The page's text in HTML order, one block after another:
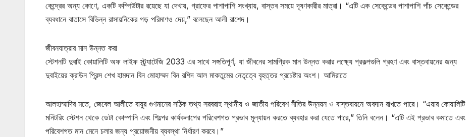
কেন্দ্রের অন্য কোণে, একটি কম্পিউটার রয়েছে যা দেখায়, গ্রাফের পাশাপাশি সংখ্যায়, বাস্তব সময়ে দূষণকারীর মাত্রা। “এটি এক সেকেন্ডের পাশাপাশি পাঁচ সেকেন্ডের
ব্যবধানে বাতাসে বিভিন্ন রাসায়নিকের গড় পরিমাণও দেয়,” বলেছেন আলী রাশেদ।
জীবনযাত্রার মান উন্নত করা
স্টেশনটি দুবাই কোয়ালিটি অফ লাইফ স্ট্র্যাটেজি 2033 এর সাথে সঙ্গতিপূর্ণ, যা জীবনের সামগ্রিক মান উন্নত করার লক্ষ্যে প্রকল্পগুলি গ্রহণ এবং বাস্তবায়নের জন্য
দুবাইয়ের ক্রাউন প্রিন্স শেখ হামদান বিন মোহাম্মদ বিন রশিদ আল মাকতুমের নেতৃত্বে বৃহত্তর প্রচেষ্টার অংশ। আমিরাতে
আলহাম্মাদির মতে, জেবেল আলীতে বায়ুর গুণমানের সঠিক তথ্য সরবরাহ স্থানীয় ও জাতীয় পরিবেশ নীতির উন্নয়ন ও বাস্তবায়নে অবদান রাখতে পারে। “এয়ার কোয়ালিটি
মনিটরিং স্টেশন থেকে ডেটা কোম্পানি এবং শিল্পের কার্যকলাপের পরিবেশগত প্রভাব মূল্যায়ন করতে ব্যবহার করা যেতে পারে,” তিনি বলেন। “এটি এই প্রভাব কমাতে এবং
পরিবেশগত মান মেনে চলার জন্য প্রয়োজনীয় ব্যবস্থা নির্ধারণ করবে।”